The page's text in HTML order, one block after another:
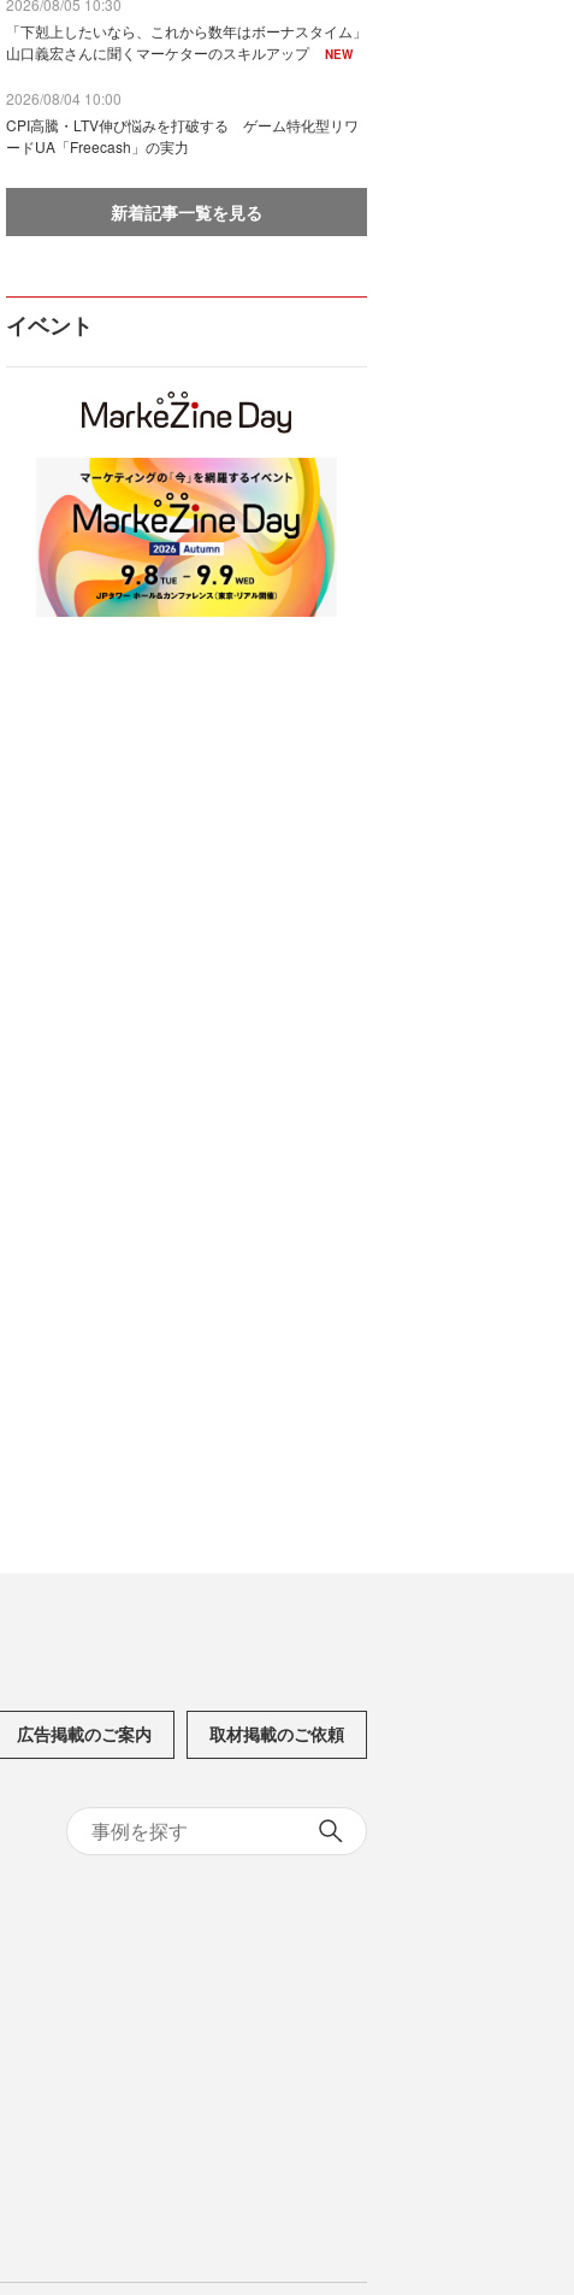
2026/08/05 10:30
「下剋上したいなら、これから数年はボーナスタイム」
山口義宏さんに聞くマーケターのスキルアップ
NEW
2026/08/04 10:00
CPI高騰・LTV伸び悩みを打破する ゲーム特化型リワ
ードUA「Freecash」の実力
新着記事一覧を見る
イベント
広告掲載のご案内 取材掲載のご依頼